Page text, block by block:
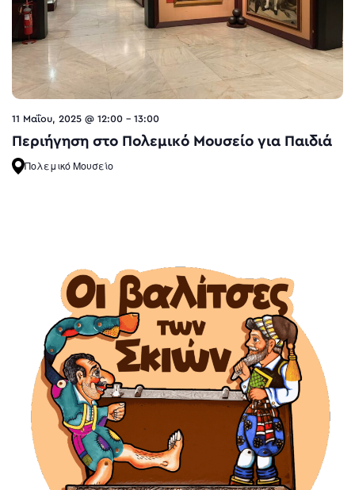
11 Μαΐου, 2025 @ 12:00 - 13:00
Περιήγηση στο Πολεμικό Μουσείο για Παιδιά
Πολεμικό Μουσείο